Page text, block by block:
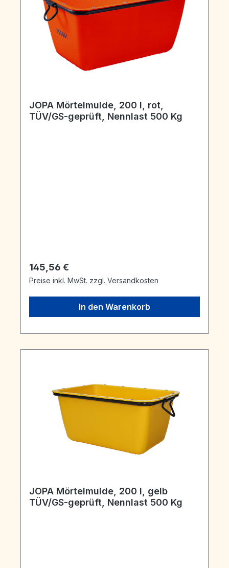
JOPA Mörtelmulde, 200 l, rot,
TÜV/GS-geprüft, Nennlast 500 Kg
Regulärer Preis:
145,56 €
Preise inkl. MwSt. zzgl. Versandkosten
In den Warenkorb
JOPA Mörtelmulde, 200 l, gelb
TÜV/GS-geprüft, Nennlast 500 Kg